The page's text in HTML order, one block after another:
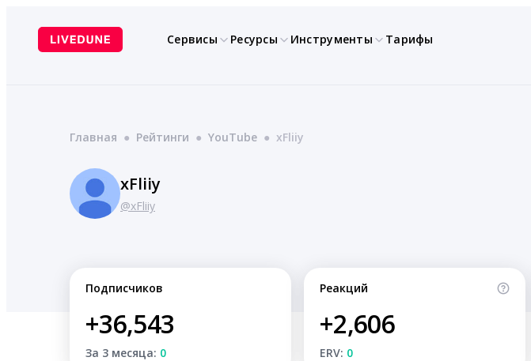
содержимому
Сервисы Ресурсы Инструменты Тарифы
Главная ● Рейтинги ● YouTube ● xFliiy
xFliiy
@xFliiy
Подписчиков
+36,543
За 3 месяца: 0
Реакций
+2,606
ERV: 0